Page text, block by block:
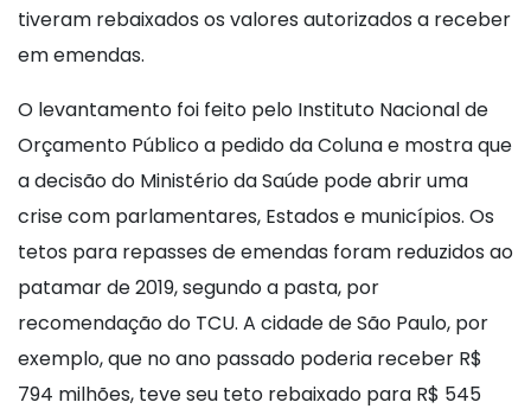
tiveram rebaixados os valores autorizados a receber
em emendas.
O levantamento foi feito pelo Instituto Nacional de
Orçamento Público a pedido da Coluna e mostra que
a decisão do Ministério da Saúde pode abrir uma
crise com parlamentares, Estados e municípios. Os
tetos para repasses de emendas foram reduzidos ao
patamar de 2019, segundo a pasta, por
recomendação do TCU. A cidade de São Paulo, por
exemplo, que no ano passado poderia receber R$
794 milhões, teve seu teto rebaixado para R$ 545